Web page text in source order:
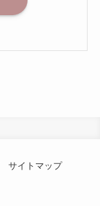
サイトマップ